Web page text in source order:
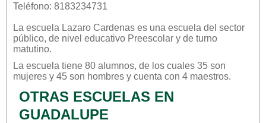
Teléfono: 8183234731
La escuela Lazaro Cardenas es una escuela del sector
público, de nivel educativo Preescolar y de turno
matutino.
La escuela tiene 80 alumnos, de los cuales 35 son
mujeres y 45 son hombres y cuenta con 4 maestros.
OTRAS ESCUELAS EN
GUADALUPE